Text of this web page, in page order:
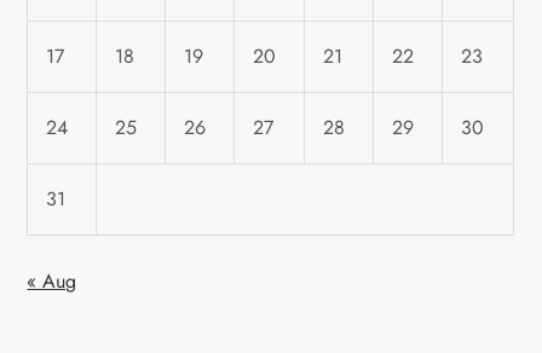
17 18 19 20 21 22 23
24 25 26 27 28 29 30
31
« Aug